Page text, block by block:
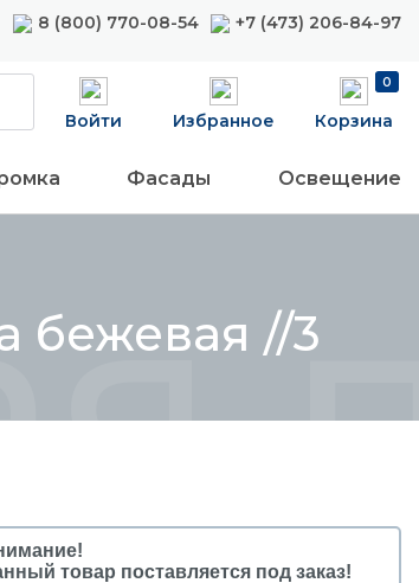
8 (800) 770-08-54 +7 (473) 206-84-97
Войти Избранное
0
Корзина
Фасады Освещение
бежевая //3
товар поставляется под заказ!